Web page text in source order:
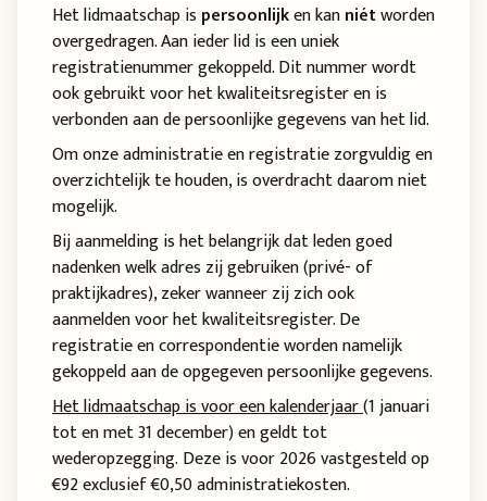
Het lidmaatschap is persoonlijken kanniétworden
overgedragen. Aan ieder lid is een uniek
registratienummer gekoppeld. Dit nummer wordt
ook gebruikt voor het kwaliteitsregister en is
verbonden aan de persoonlijke gegevens van het lid.
Om onze administratie en registratie zorgvuldig en
overzichtelijk te houden, is overdracht daarom niet
mogelijk.
Bij aanmelding is het belangrijk dat leden goed
nadenken welk adres zij gebruiken (privé- of
praktijkadres), zeker wanneer zij zich ook
aanmelden voor het kwaliteitsregister. De
registratie en correspondentie worden namelijk
gekoppeld aan de opgegeven persoonlijke gegevens.
Het lidmaatschap is voor een kalenderjaar(1 januari
tot en met 31 december) en geldt tot
wederopzegging. Deze is voor 2026 vastgesteld op
€92 exclusief €0,50 administratiekosten.